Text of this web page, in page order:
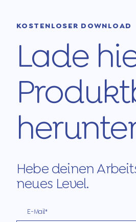
KOSTENLOSER DOWNLOAD
Lade
Hebe deinen
neues Level.
E-Mail*